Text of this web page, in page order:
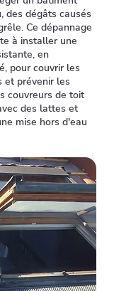
des dégâts causés
Ce dépannage
à installer une
en
pour couvrir les
et prévenir les
couvreurs de toit
des lattes et
mise hors d'eau